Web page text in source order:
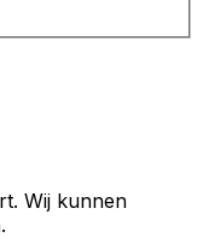
Wij kunnen